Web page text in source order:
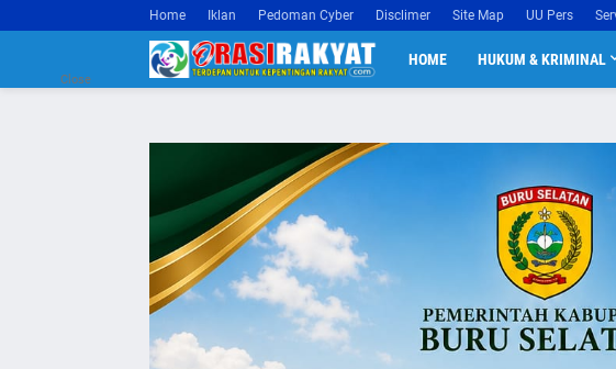
Close
Home Iklan Pedoman Cyber Disclimer Site Map UU Pers
HOME HUKUM & KRIMINAL